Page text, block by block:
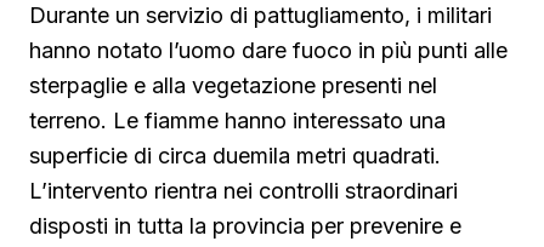
Durante un servizio di pattugliamento, i militari
hanno notato l’uomo dare fuoco in più punti alle
sterpaglie e alla vegetazione presenti nel
terreno. Le fiamme hanno interessato una
superficie di circa duemila metri quadrati.
L’intervento rientra nei controlli straordinari
disposti in tutta la provincia per prevenire e